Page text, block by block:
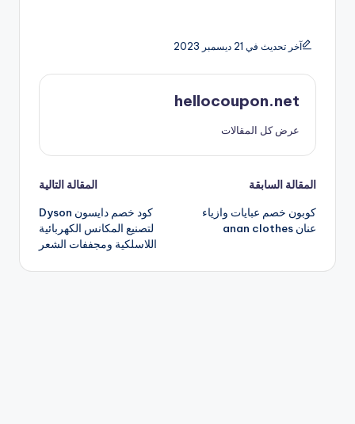
آخر تحديث في 21 ديسمبر 2023
hellocoupon.net
عرض كل المقالات
تصفّح
المقالات
المقالة السابقة
كوبون خصم عبايات وازياء
عنان anan clothes
المقالة التالية
كود خصم دايسون Dyson
لتصنيع المكانس الكهربائية
اللاسلكية ومجففات الشعر